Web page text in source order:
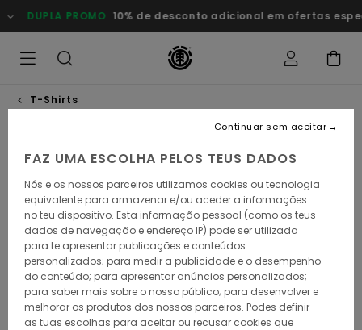
para
a
DUPLA PROMO 10% de desconto adicional em ofertas
T-Shirts
FAZ UMA ESCOLHA PELOS TEUS DADOS
Nós e os nossos parceiros utilizamos cookies ou tecnologia
equivalente para armazenar e/ou aceder a informações
no teu dispositivo. Esta informação pessoal (como os teus
dados de navegação e endereço IP) pode ser utilizada
para te apresentar publicações e conteúdos
personalizados; para medir a publicidade e o desempenho
do conteúdo; para apresentar anúncios personalizados;
para saber mais sobre o nosso público; para desenvolver e
melhorar os produtos dos nossos parceiros. Podes definir
as tuas escolhas para aceitar ou recusar cookies que
Continuar sem aceitar